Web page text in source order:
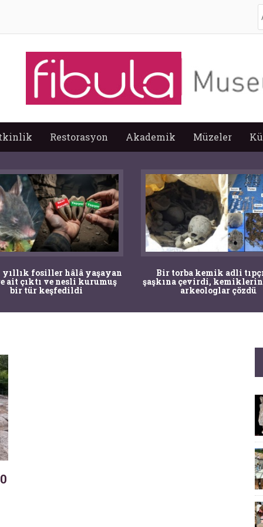
Restorasyon Akademik Müzeler
yıllık fosiller hâlâ yaşayan
ait çıktı ve nesli kurumuş
bir tür keşfedildi
Bir torba kemik adli
şaşkına çevirdi, kemiklerin
arkeologlar çözdü